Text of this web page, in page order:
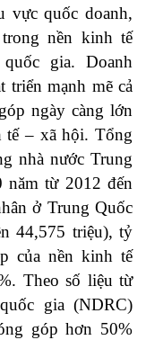
vực quốc doanh,
nền kinh tế
gia. Doanh
triển mạnh mẽ cả
ngày càng lớn
tế – xã hội. Tổng
nhà nước Trung
năm từ 2012 đến
ở Trung Quốc
44,575 triệu), tỷ
của nền kinh tế
Theo số liệu từ
gia (NDRC)
góp hơn 50%